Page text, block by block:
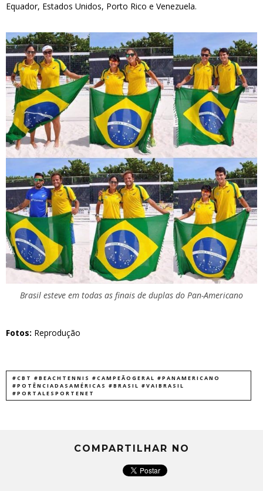
Equador, Estados Unidos, Porto Rico e Venezuela.
Brasil esteve em todas as finais de duplas do Pan-Americano
Fotos: Reprodução
#CBT #BEACHTENNIS #CAMPEÃOGERAL #PANAMERICANO
#POTÊNCIADASAMÉRICAS #BRASIL #VAIBRASIL
#PORTALESPORTENET
COMPARTILHAR NO